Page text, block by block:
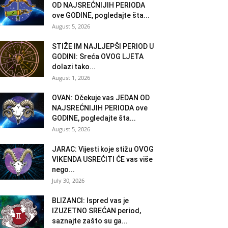
OD NAJSREĆNIJIH PERIODA
ove GODINE, pogledajte šta...
August 5, 2026
STIŽE IM NAJLJEPŠI PERIOD U
GODINI: Sreća OVOG LJETA
dolazi tako...
August 1, 2026
OVAN: Očekuje vas JEDAN OD
NAJSREĆNIJIH PERIODA ove
GODINE, pogledajte šta...
August 5, 2026
JARAC: Vijesti koje stižu OVOG
VIKENDA USREĆITI ĆE vas više
nego...
July 30, 2026
BLIZANCI: Ispred vas je
IZUZETNO SREĆAN period,
saznajte zašto su ga...